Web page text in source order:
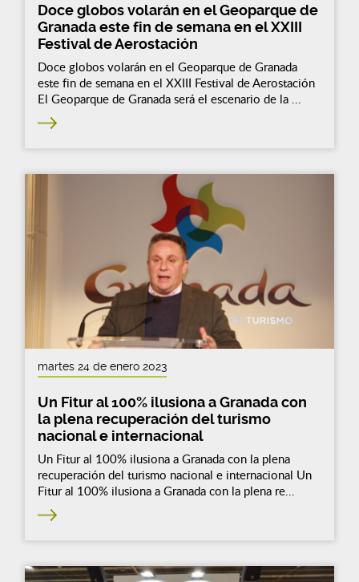
Doce globos volarán en el Geoparque de
Granada este fin de semana en el XXIII
Festival de Aerostación
Doce globos volarán en el Geoparque de Granada
este fin de semana en el XXIII Festival de Aerostación
El Geoparque de Granada será el escenario de la ...
martes 24 de enero 2023
Un Fitur al 100% ilusiona a Granada con
la plena recuperación del turismo
nacional e internacional
Un Fitur al 100% ilusiona a Granada con la plena
recuperación del turismo nacional e internacional Un
Fitur al 100% ilusiona a Granada con la plena re...